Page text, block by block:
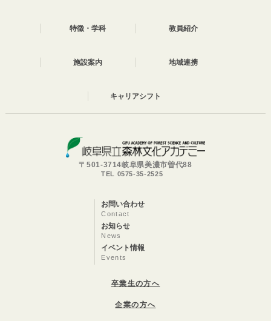
特徴・学科 教員紹介
施設案内 地域連携
キャリアシフト
〒501-3714岐阜県美濃市曽代88
TEL 0575-35-2525
お問い合わせ
Contact
お知らせ
News
イベント情報
Events
卒業生の方へ
企業の方へ